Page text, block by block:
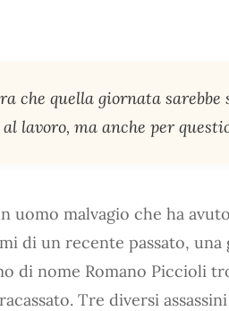
che quella giornata
lavoro, ma anche per
uomo malvagio che ha
di un recente passato,
di nome Romano Piccioli
Tre diversi